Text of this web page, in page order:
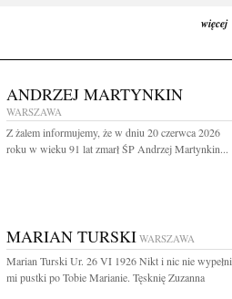
więcej
ANDRZEJ MARTYNKIN
WARSZAWA
Z żalem informujemy, że w dniu 20 czerwca 2026
roku w wieku 91 lat zmarł ŚP Andrzej Martynkin...
MARIAN TURSKI WARSZAWA
Marian Turski Ur. 26 VI 1926 Nikt i nic nie wypełni
mi pustki po Tobie Marianie. Tęsknię Zuzanna